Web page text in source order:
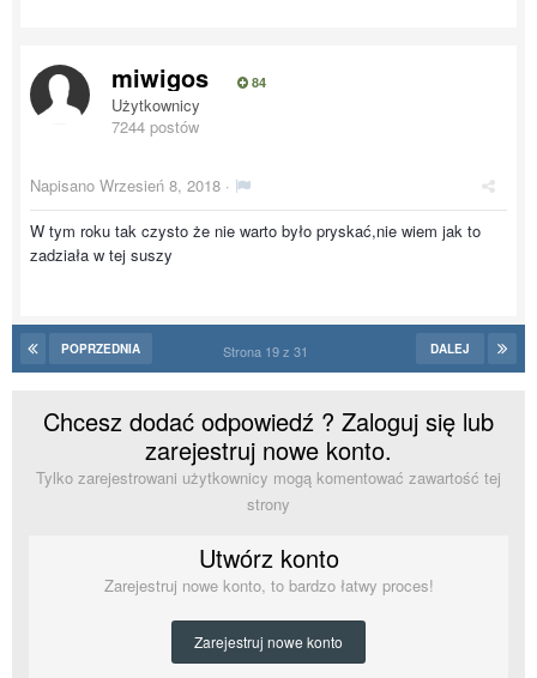
miwigos 84
Użytkownicy
7244 postów
Napisano Wrzesień 8, 2018 ·
W tym roku tak czysto że nie warto było pryskać,nie wiem jak to
zadziała w tej suszy
POPRZEDNIA DALEJ
Strona 19 z 31
Chcesz dodać odpowiedź ? Zaloguj się lub
zarejestruj nowe konto.
Tylko zarejestrowani użytkownicy mogą komentować zawartość tej
strony
Utwórz konto
Zarejestruj nowe konto, to bardzo łatwy proces!
Zarejestruj nowe konto